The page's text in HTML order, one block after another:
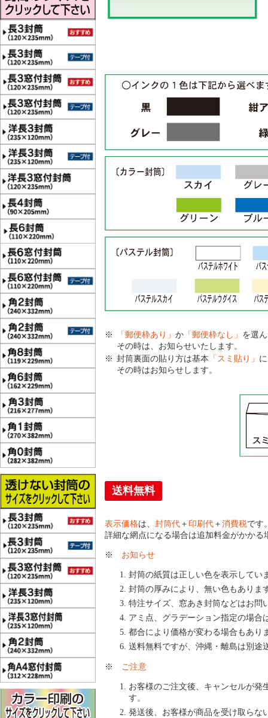
「郵便枠あり」 か 「郵便枠なし」 を選
その時は、お知らせいたします。
封筒裏面の貼り方は基本 「スミ貼り」
その時はお知らせします。
送料無料
表示価格は、 封筒代 ＋ 印刷代 ＋ 消費税です
詳細な網点になる場合は追加料金がかかる
※ お知らせ
封筒の紙質は正しい色を表示してい
封筒の厚みにより、無い色もありま
特注サイズ、窓あき封筒などはお問
アミ点、グラデーション指定の場合
都合により価格が変わる場合もあり
送料無料ですが、沖縄・離島は別途
※ ご注意
お客様のご注文後、キャンセルが発
す。
発送後、お客様が商品を受け取らな